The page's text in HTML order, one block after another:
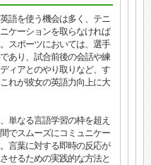
語を使う機会は多く、テニ
ケーションを取らなければ
スポーツにおいては、選手
あり、試合前後の会話や練
ィアとのやり取りなど、す
れが彼女の英語力向上に大
単なる言語学習の枠を超え
でスムーズにコミュニケー
言葉に対する即時の反応が
せるための実践的な方法と